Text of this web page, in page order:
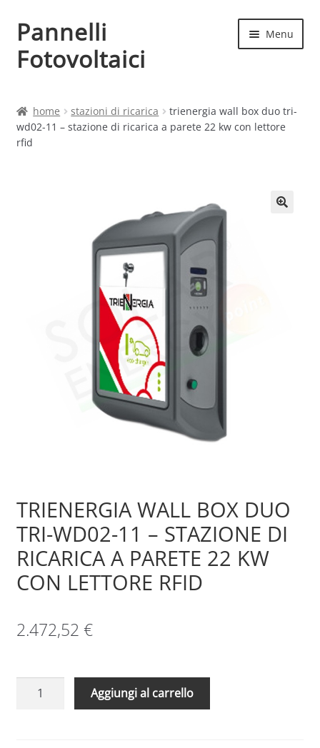
Vai
alla
navigazione
Vai
al
contenuto
Pannelli
Fotovoltaici
Menu
Cart
home stazioni di ricarica
trienergia wall box duo tri-
wd02-11 – stazione di ricarica a parete 22 kw con lettore
rfid
TRIENERGIA WALL BOX DUO
TRI-WD02-11 – STAZIONE DI
RICARICA A PARETE 22 KW
CON LETTORE RFID
2.472,52 €
TRIENERGIA
Aggiungi al carrello